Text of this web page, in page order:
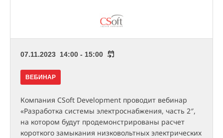
07.11.2023 14:00 - 15:00
ВЕБИНАР
Компания CSoft Development проводит вебинар
«Разработка системы электроснабжения, часть 2″,
на котором будут продемонстрированы расчет
короткого замыкания низковольтных электрических